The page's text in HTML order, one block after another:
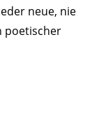
neue, nie
poetischer